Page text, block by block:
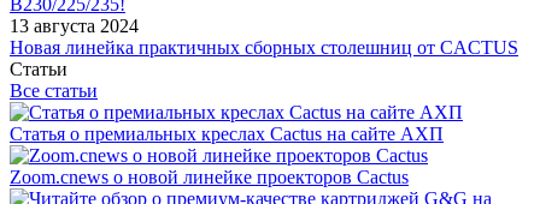
B230/225/235!
13 августа 2024
Новая линейка практичных сборных столешниц от CACTUS
Статьи
Все статьи
Статья о премиальных креслах Cactus на сайте АХП
Zoom.cnews о новой линейке проекторов Cactus